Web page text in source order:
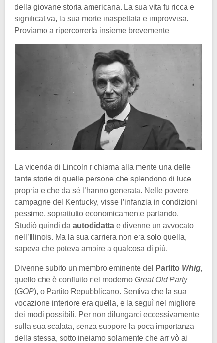
della giovane storia americana. La sua vita fu ricca e
significativa, la sua morte inaspettata e improvvisa.
Proviamo a ripercorrerla insieme brevemente.
La vicenda di Lincoln richiama alla mente una delle
tante storie di quelle persone che splendono di luce
propria e che da sé l’hanno generata. Nelle povere
campagne del Kentucky, visse l’infanzia in condizioni
pessime, soprattutto economicamente parlando.
Studiò quindi da autodidatta e divenne un avvocato
nell’Illinois. Ma la sua carriera non era solo quella,
sapeva che poteva ambire a qualcosa di più.
Divenne subito un membro eminente del Partito Whig,
quello che è confluito nel moderno Great Old Party
(GOP), o Partito Repubblicano. Sentiva che la sua
vocazione interiore era quella, e la seguì nel migliore
dei modi possibili. Per non dilungarci eccessivamente
sulla sua scalata, senza suppore la poca importanza
della stessa, sottolineiamo solamente che arrivò ai